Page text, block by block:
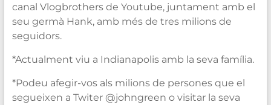
canal Vlogbrothers de Youtube, juntament amb el
seu germà Hank, amb més de tres milions de
seguidors.
*Actualment viu a Indianapolis amb la seva família.
*Podeu afegir-vos als milions de persones que el
segueixen a Twiter @johngreen o visitar la seva